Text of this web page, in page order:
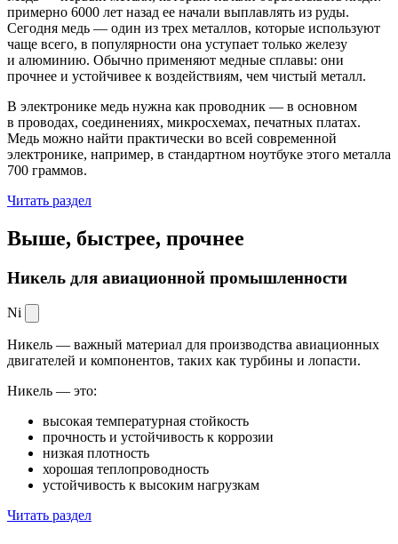
примерно 6000 лет назад ее начали выплавлять из руды.
Сегодня медь — один из трех металлов, которые используют
чаще всего, в популярности она уступает только железу
и алюминию. Обычно применяют медные сплавы: они
прочнее и устойчивее к воздействиям, чем чистый металл.
В электронике медь нужна как проводник — в основном
в проводах, соединениях, микросхемах, печатных платах.
Медь можно найти практически во всей современной
электронике, например, в стандартном ноутбуке этого металла
700 граммов.
Читать раздел
Выше, быстрее, прочнее
Никель для авиационной промышленности
Ni
Никель — важный материал для производства авиационных
двигателей и компонентов, таких как турбины и лопасти.
Никель — это:
высокая температурная стойкость
прочность и устойчивость к коррозии
низкая плотность
хорошая теплопроводность
устойчивость к высоким нагрузкам
Читать раздел